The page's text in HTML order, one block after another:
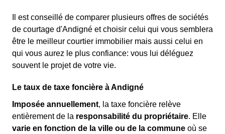
Il est conseillé de comparer plusieurs offres de sociétés
de courtage d'Andigné et choisir celui qui vous semblera
être le meilleur courtier immobilier mais aussi celui en
qui vous aurez le plus confiance: vous lui déléguez
souvent le projet de votre vie.
Le taux de taxe foncière à Andigné
Imposée annuellement, la taxe foncière relève
entièrement de la responsabilité du propriétaire. Elle
varie en fonction de la ville ou de la commune où se